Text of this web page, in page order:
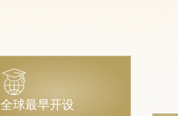
全球最早开设